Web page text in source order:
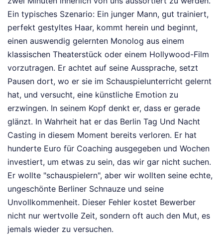
Ein typisches Szenario: Ein junger Mann, gut trainiert,
perfekt gestyltes Haar, kommt herein und beginnt,
einen auswendig gelernten Monolog aus einem
klassischen Theaterstück oder einem Hollywood-Film
vorzutragen. Er achtet auf seine Aussprache, setzt
Pausen dort, wo er sie im Schauspielunterricht gelernt
hat, und versucht, eine künstliche Emotion zu
erzwingen. In seinem Kopf denkt er, dass er gerade
glänzt. In Wahrheit hat er das Berlin Tag Und Nacht
Casting in diesem Moment bereits verloren. Er hat
hunderte Euro für Coaching ausgegeben und Wochen
investiert, um etwas zu sein, das wir gar nicht suchen.
Er wollte "schauspielern", aber wir wollten seine echte,
ungeschönte Berliner Schnauze und seine
Unvollkommenheit. Dieser Fehler kostet Bewerber
nicht nur wertvolle Zeit, sondern oft auch den Mut, es
jemals wieder zu versuchen.